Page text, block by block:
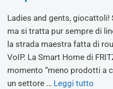
Ladies and gents, giocattoli!
ma si tratta pur sempre di
la strada maestra fatta di
VoIP. La Smart Home di
momento “meno prodotti a
un settore … Leggi tutto